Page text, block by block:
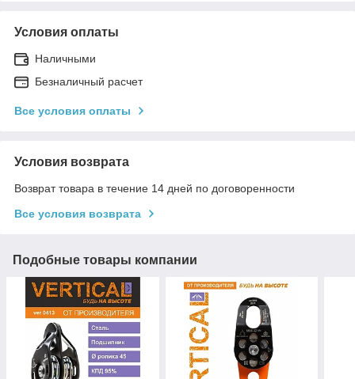
Условия оплаты
Наличными
Безналичный расчет
Все условия оплаты
Условия возврата
Возврат товара в течение 14 дней по договоренности
Все условия возврата
Подобные товары компании